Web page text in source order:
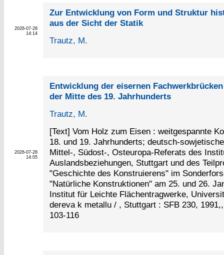
2026-07-28
14:14
Zur Entwicklung von Form und Struktur
aus der Sicht der Statik
Trautz, M.
2026-07-28
14:05
Entwicklung der eisernen
der Mitte des 19. Jahrhunderts
Trautz, M.
[Text] Vom Holz zum Eisen : weitgespannte
18. und 19. Jahrhunderts; deutsch-
Mittel-, Südost-, Osteuropa-Referats des
Auslandsbeziehungen, Stuttgart und des
"Geschichte des Konstruierens" im
"Natürliche Konstruktionen" am 25. und 26.
Institut für Leichte Flächentragwerke,
dereva k metallu / , Stuttgart : SFB 230,
103-116